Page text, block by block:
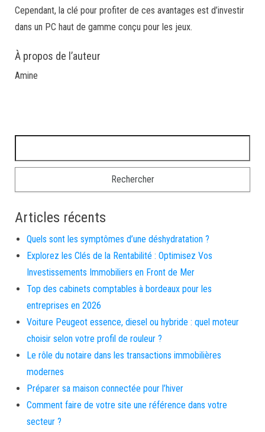
Cependant, la clé pour profiter de ces avantages est d’investir
dans un PC haut de gamme conçu pour les jeux.
À propos de l’auteur
Amine
Articles récents
Quels sont les symptômes d’une déshydratation ?
Explorez les Clés de la Rentabilité : Optimisez Vos
Investissements Immobiliers en Front de Mer
Top des cabinets comptables à bordeaux pour les
entreprises en 2026
Voiture Peugeot essence, diesel ou hybride : quel moteur
choisir selon votre profil de rouleur ?
Le rôle du notaire dans les transactions immobilières
modernes
Préparer sa maison connectée pour l’hiver
Comment faire de votre site une référence dans votre
secteur ?